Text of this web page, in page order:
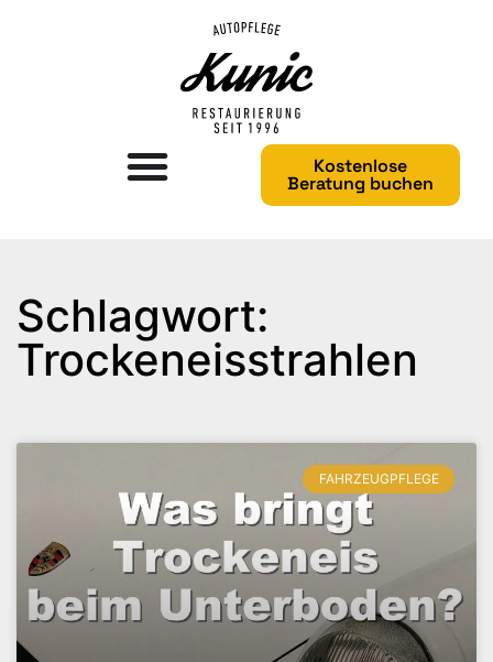
Kostenlose
Beratung buchen
Schlagwort:
Trockeneisstrahlen
FAHRZEUGPFLEGE